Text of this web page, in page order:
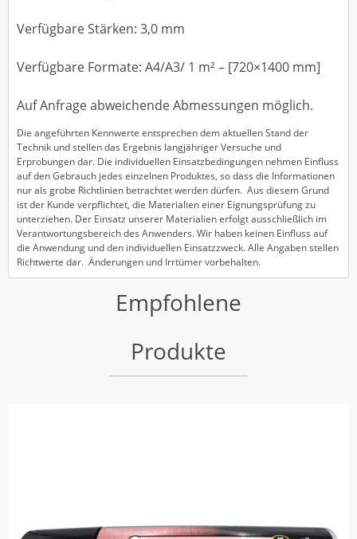
Verfügbare Stärken: 3,0 mm
Verfügbare Formate: A4/A3/ 1 m² – [720×1400 mm]
Auf Anfrage abweichende Abmessungen möglich.
Die angeführten Kennwerte entsprechen dem aktuellen Stand der
Technik und stellen das Ergebnis langjähriger Versuche und
Erprobungen dar. Die individuellen Einsatzbedingungen nehmen Einfluss
auf den Gebrauch jedes einzelnen Produktes, so dass die Informationen
nur als grobe Richtlinien betrachtet werden dürfen. Aus diesem Grund
ist der Kunde verpflichtet, die Materialien einer Eignungsprüfung zu
unterziehen. Der Einsatz unserer Materialien erfolgt ausschließlich im
Verantwortungsbereich des Anwenders. Wir haben keinen Einfluss auf
die Anwendung und den individuellen Einsatzzweck. Alle Angaben stellen
Richtwerte dar. Änderungen und Irrtümer vorbehalten.
Empfohlene
Produkte